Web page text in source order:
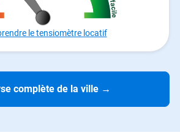
le tensiomètre locatif
complète de la ville →